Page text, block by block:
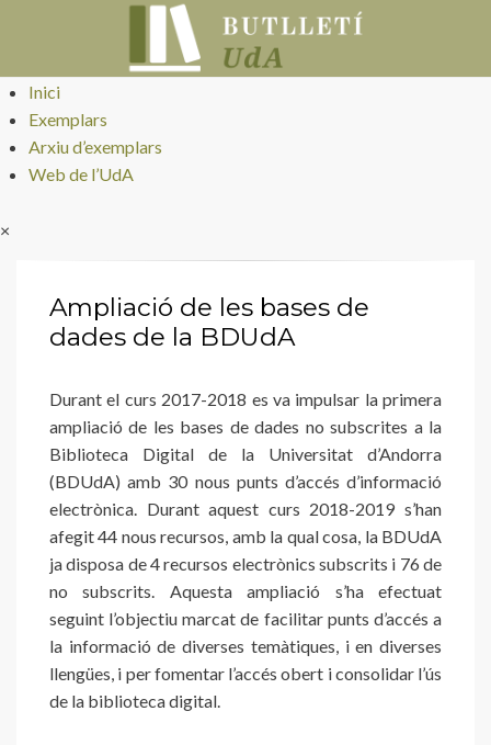
Butlletí UdA
Inici
Exemplars
Arxiu d’exemplars
Web de l’UdA
×
Ampliació de les bases de
dades de la BDUdA
Durant el curs 2017-2018 es va impulsar la primera
ampliació de les bases de dades no subscrites a la
Biblioteca Digital de la Universitat d’Andorra
(BDUdA) amb 30 nous punts d’accés d’informació
electrònica. Durant aquest curs 2018-2019 s’han
afegit 44 nous recursos, amb la qual cosa, la BDUdA
ja disposa de 4 recursos electrònics subscrits i 76 de
no subscrits. Aquesta ampliació s’ha efectuat
seguint l’objectiu marcat de facilitar punts d’accés a
la informació de diverses temàtiques, i en diverses
llengües, i per fomentar l’accés obert i consolidar l’ús
de la biblioteca digital.